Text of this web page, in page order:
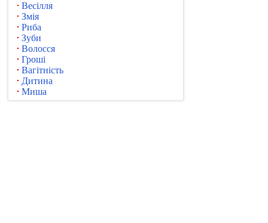
Весілля
Змія
Риба
Зуби
Волосся
Гроші
Вагітність
Дитина
Миша